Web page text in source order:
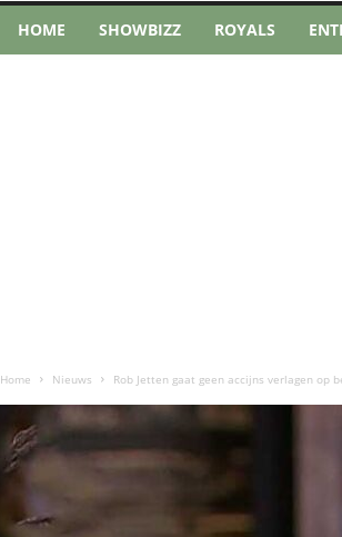
HOME SHOWBIZZ ROYALS
Home Nieuws Rob Jetten gaat geen accijns verlagen op